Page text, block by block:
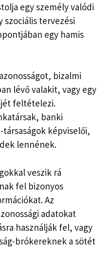
egy személy valódi
szociális tervezési
egy hamis
bizalmi
lévő valakit, vagy egy
feltételezi.
banki
képviselői,
lennének.
veszik rá
fel bizonyos
Az
adatokat
használják fel, vagy
brókereknek a sötét